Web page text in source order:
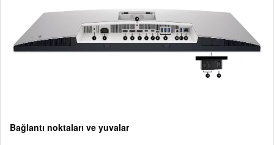
Bağlantı noktaları ve yuvalar